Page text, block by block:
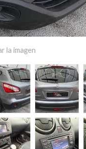
la imagen